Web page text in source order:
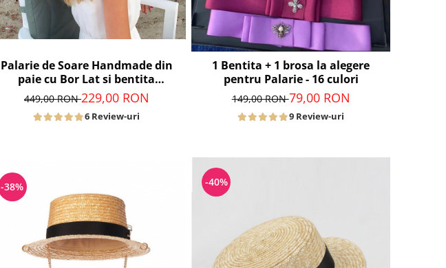
Palarie de Soare Handmade din
paie cu Bor Lat si bentita
detasabila la alegere
449,00 RON229,00 RON
6 Review-uri
1 Bentita + 1 brosa la alegere
pentru Palarie - 16 culori
149,00 RON79,00 RON
9 Review-uri
-38% -40%